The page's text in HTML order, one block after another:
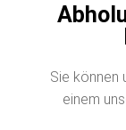
Sie können
einem